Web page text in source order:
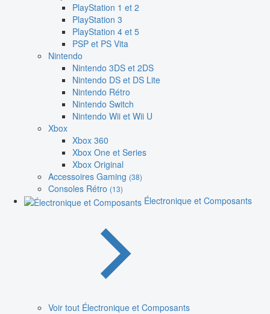
PlayStation 1 et 2
PlayStation 3
PlayStation 4 et 5
PSP et PS Vita
Nintendo
Nintendo 3DS et 2DS
Nintendo DS et DS Lite
Nintendo Rétro
Nintendo Switch
Nintendo Wii et Wii U
Xbox
Xbox 360
Xbox One et Series
Xbox Original
Accessoires Gaming (38)
Consoles Rétro (13)
Électronique et Composants
Voir tout Électronique et Composants